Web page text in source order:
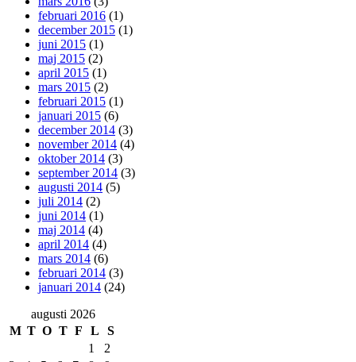
februari 2016 (1)
december 2015 (1)
juni 2015 (1)
maj 2015 (2)
april 2015 (1)
mars 2015 (2)
februari 2015 (1)
januari 2015 (6)
december 2014 (3)
november 2014 (4)
oktober 2014 (3)
september 2014 (3)
augusti 2014 (5)
juli 2014 (2)
juni 2014 (1)
maj 2014 (4)
april 2014 (4)
mars 2014 (6)
februari 2014 (3)
januari 2014 (24)
augusti 2026
M T O T F L
S
1
2